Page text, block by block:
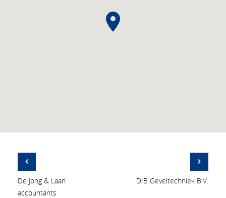
De Jong & Laan
accountants
DIB Geveltechniek B.V.